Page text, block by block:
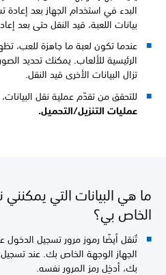
البدء في استخدام الجهاز بعد إعادة
بيانات اللعبة، قيد النقل حتى بعد
عندما تكون لعبة ما جاهزة للعب،
الرئيسية للألعاب. يمكنك تحديد
تزال البيانات الأخرى قيد النقل.
للتحقق من تقدّم عملية نقل
عمليات التنزيل/التحميل.
الخاص بي؟
تُنقل أيضًا رموز مرور تسجيل الدخول
الجهاز الوجهة الخاص بك. عند تسجيل
بك، أدخِل رمز المرور نفسه.